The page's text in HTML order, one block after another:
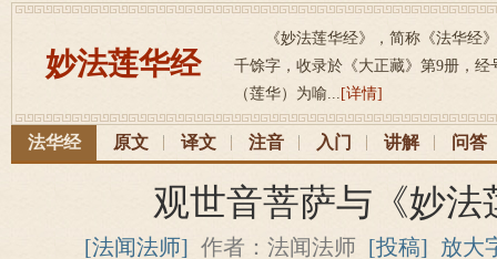
妙法莲华经
《妙法莲华经》，简称《法华经
千馀字，收录於《大正藏》第9册，经
（莲华）为喻... [详情]
法华经 原文 译文 注音 入门 讲解 问答
观世音菩萨与《妙法
[法闻法师] 作者：法闻法师 [投稿] 放大